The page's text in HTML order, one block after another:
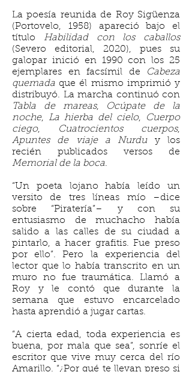
La poesía reunida de Roy Sigüenza
(Portovelo, 1958) apareció bajo el
título Habilidad con los caballos
(Severo editorial, 2020), pues su
galopar inició en 1990 con los 25
ejemplares en facsímil de
Cabeza
quemada que él mismo imprimió y
distribuyó. La marcha continuó con
Tabla de mareas, Ocúpate de la
noche, La hierba del cielo,
Cuerpo
ciego, Cuatrocientos cuerpos,
Apuntes de viaje a Nurduy los
recién publicados versos de
Memorial de la boca.
“Un poeta lojano había leído un
versito de tres líneas mío –dice
sobre “Piratería”– y con su
entusiasmo de muchacho había
salido a las calles de su ciudad a
pintarlo, a hacer grafitis. Fue preso
por ello”. Pero la experiencia del
lector que lo había transcrito en un
muro no fue traumática. Llamó a
Roy y le contó que durante la
semana que estuvo encarcelado
hasta aprendió a jugar cartas.
“A cierta edad, toda experiencia es
buena, por mala que sea”, sonríe el
escritor que vive muy cerca del río
Amarillo. “¿Por qué te llevan preso si